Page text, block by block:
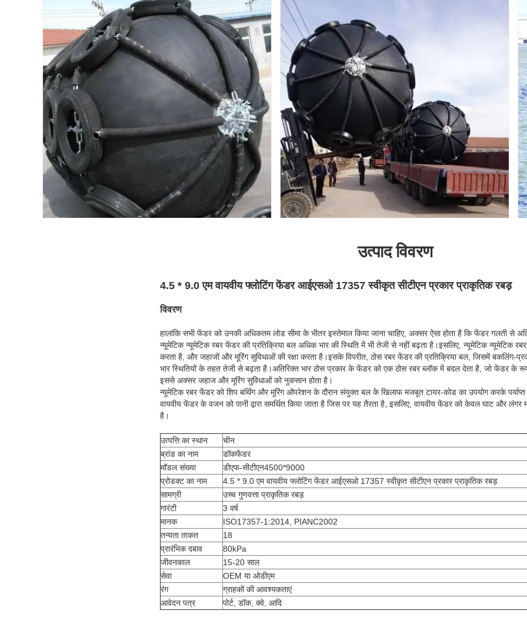
उत्पाद विवरण
4.5 * 9.0 एम वायवीय फ्लोटिंग फेंडर आईएसओ 17357 स्वीकृत सीटीएन प्रकार प्राकृतिक रबड़
विवरण
हालांकि सभी फेंडर को उनकी अधिकतम लोड सीमा के भीतर इस्तेमाल किया जाना चाहिए, अक्सर ऐसा होता है कि फेंडर गलती से
न्यूमेटिक न्यूमेटिक रबर फेंडर की प्रतिक्रिया बल अधिक भार की स्थिति में भी तेजी से नहीं बढ़ता है।इसलिए, न्यूमेटिक न्यूमेटिक
करता है, और जहाजों और मूरिंग सुविधाओं की रक्षा करता है।इसके विपरीत, ठोस रबर फेंडर की प्रतिक्रिया बल, जिसमें बकलिंग-
भार स्थितियों के तहत तेजी से बढ़ता है।अतिरिक्त भार ठोस प्रकार के फेंडर को एक ठोस रबर ब्लॉक में बदल देता है, जो फेंडर के
इससे अक्सर जहाज और मूरिंग सुविधाओं को नुकसान होता है।
न्यूमेटिक रबर फेंडर को शिप बर्थिंग और मूरिंग ऑपरेशन के दौरान संयुक्त बल के खिलाफ मजबूत टायर-कोड का उपयोग करके
वायवीय फेंडर के वजन को पानी द्वारा समर्थित किया जाता है जिस पर यह तैरता है, इसलिए, वायवीय फेंडर को केवल घाट और लंगर
है।
उत्पत्ति का स्थान
चीन
ब्रांड का नाम
डॉकफेंडर
मॉडल संख्या
डीएफ-सीटीएन4500*9000
प्रोडक्ट का नाम
4.5 * 9.0 एम वायवीय फ्लोटिंग फेंडर आईएसओ 17357 स्वीकृत सीटीएन प्रकार प्राकृतिक रबड़
सामग्री
उच्च गुणवत्ता प्राकृतिक रबड़
गारंटी
3 वर्ष
मानक
ISO17357-1:2014, PIANC2002
तन्यता ताकत
18
प्रारंभिक दबाव
80kPa
जीवनकाल
15-20 साल
सेवा
OEM या ओडीएम
रंग
ग्राहकों की आवश्यकताएं
आवेदन पत्र
पोर्ट, डॉक, क्वे, आदि